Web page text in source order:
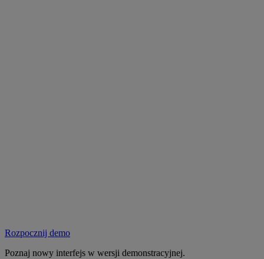
Rozpocznij demo
Poznaj nowy interfejs w wersji demonstracyjnej.